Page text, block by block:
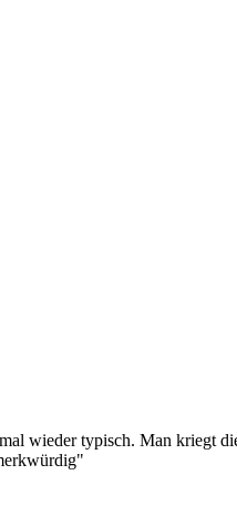
wieder typisch. Man kriegt